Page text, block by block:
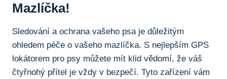
Mazlíčka!
Sledování a ochrana vašeho psa je důležitým
ohledem péče o vašeho mazlíčka. S nejlepším GPS
lokátorem pro psy můžete mít klid vědomí, že váš
čtyřnohý přítel je vždy v bezpečí. Tyto zařízení vám